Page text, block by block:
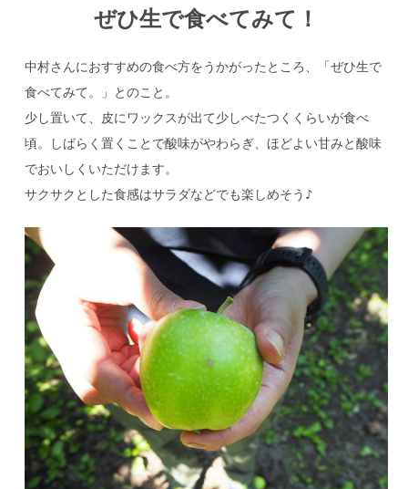
ぜひ生で食べてみて！
中村さんにおすすめの食べ方をうかがったところ、「ぜひ生で
食べてみて。」とのこと。
少し置いて、皮にワックスが出て少しべたつくくらいが食べ
頃。しばらく置くことで酸味がやわらぎ、ほどよい甘みと酸味
でおいしくいただけます。
サクサクとした食感はサラダなどでも楽しめそう♪